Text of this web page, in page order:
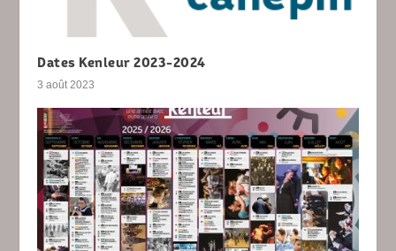
Dates Kenleur 2023-2024
3 août 2023